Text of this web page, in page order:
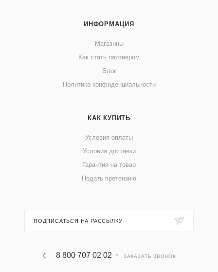
ИНФОРМАЦИЯ
Магазины
Как стать партнером
Блог
Политика конфиденциальности
КАК КУПИТЬ
Условия оплаты
Условия доставки
Гарантия на товар
Подать претензию
ПОДПИСАТЬСЯ НА РАССЫЛКУ
8 800 707 02 02 ЗАКАЗАТЬ ЗВОНОК